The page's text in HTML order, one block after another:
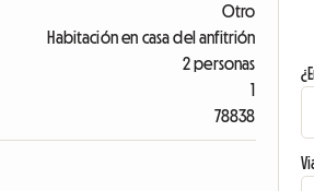
Otro
Habitación en casa del anfitrión
2 personas
1
78838